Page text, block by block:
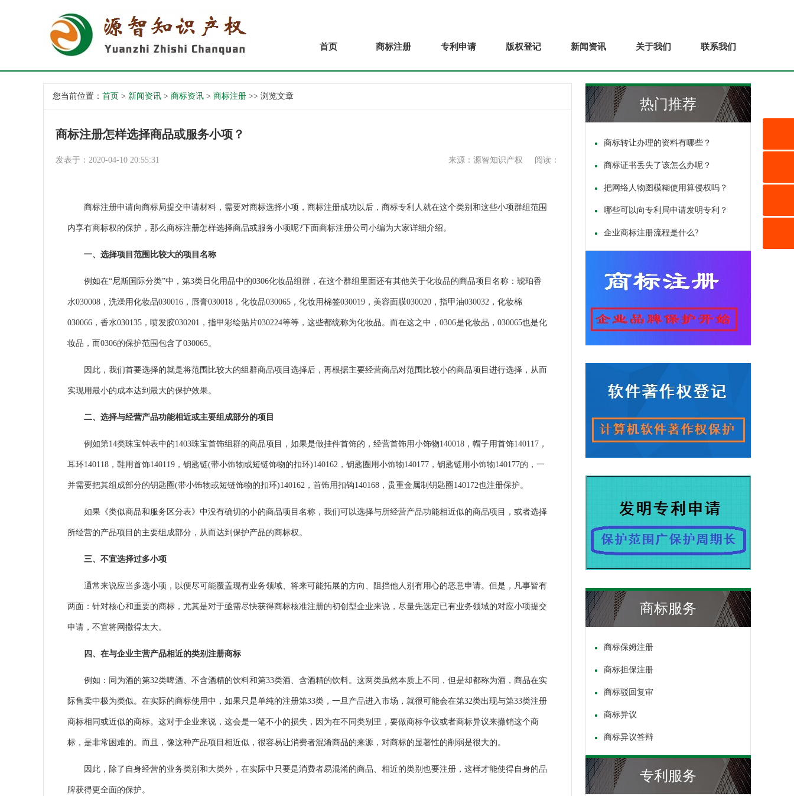
首页 商标注册 专利申请 版权登记 新闻资讯 关于我们 联系我们
您当前位置： 首页 > 新闻资讯 > 商标资讯 > 商标注册 >> 浏览文章
商标注册怎样选择商品或服务小项？
发表于：2020-04-10 20:55:31 阅读：
来源：源智知识产权
商标注册申请向商标局提交申请材料，需要对商标选择小项，商标注册成功以后，商标专利人就在这个类别和这些小项群组范围
内享有商标权的保护，那么商标注册怎样选择商品或服务小项呢?下面商标注册公司小编为大家详细介绍。
一、选择项目范围比较大的项目名称
例如在“尼斯国际分类”中，第3类日化用品中的0306化妆品组群，在这个群组里面还有其他关于化妆品的商品项目名称：琥珀香
水030008，洗澡用化妆品030016，唇膏030018，化妆品030065，化妆用棉签030019，美容面膜030020，指甲油030032，化妆棉
030066，香水030135，喷发胶030201，指甲彩绘贴片030224等等，这些都统称为化妆品。而在这之中，0306是化妆品，030065也是化
妆品，而0306的保护范围包含了030065。
因此，我们首要选择的就是将范围比较大的组群商品项目选择后，再根据主要经营商品对范围比较小的商品项目进行选择，从而
实现用最小的成本达到最大的保护效果。
二、选择与经营产品功能相近或主要组成部分的项目
例如第14类珠宝钟表中的1403珠宝首饰组群的商品项目，如果是做挂件首饰的，经营首饰用小饰物140018， 帽子用首饰140117，
耳环140118， 鞋用首饰140119，钥匙链(带小饰物或短链饰物的扣环)140162，钥匙圈用小饰物140177，钥匙链用小饰物140177的，一
并需要把其组成部分的钥匙圈(带小饰物或短链饰物的扣环)140162，首饰用扣钩140168，贵重金属制钥匙圈140172也注册保护。
如果《类似商品和服务区分表》中没有确切的小的商品项目名称，我们可以选择与所经营产品功能相近似的商品项目，或者选择
所经营的产品项目的主要组成部分，从而达到保护产品的商标权。
三、不宜选择过多小项
通常来说应当多选小项，以便尽可能覆盖现有业务领域、将来可能拓展的方向、阻挡他人别有用心的恶意申请。但是，凡事皆有
两面：针对核心和重要的商标，尤其是对于亟需尽快获得商标核准注册的初创型企业来说，尽量先选定已有业务领域的对应小项提交
申请，不宜将网撒得太大。
四、在与企业主营产品相近的类别注册商标
例如：同为酒的第32类啤酒、不含酒精的饮料和第33类酒、含酒精的饮料。这两类虽然本质上不同，但是却都称为酒，商品在实
际售卖中极为类似。在实际的商标使用中，如果只是单纯的注册第33类，一旦产品进入市场，就很可能会在第32类出现与第33类注册
商标相同或近似的商标。这对于企业来说，这会是一笔不小的损失，因为在不同类别里，要做商标争议或者商标异议来撤销这个商
标，是非常困难的。而且，像这种产品项目相近似，很容易让消费者混淆商品的来源，对商标的显著性的削弱是很大的。
因此，除了自身经营的业务类别和大类外，在实际中只要是消费者易混淆的商品、相近的类别也要注册，这样才能使得自身的品
牌获得更全面的保护。
热门推荐
商标转让办理的资料有哪些？
商标证书丢失了该怎么办呢？
把网络人物图模糊使用算侵权吗？
哪些可以向专利局申请发明专利？
企业商标注册流程是什么?
商标服务
商标保姆注册
商标担保注册
商标驳回复审
商标异议
商标异议答辩
专利服务